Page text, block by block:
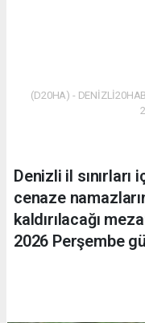
(D20HA) -
Denizli il
cenaze
kaldırılacağı
2026 Perşembe